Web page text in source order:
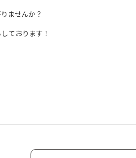
ませんか？
ております！